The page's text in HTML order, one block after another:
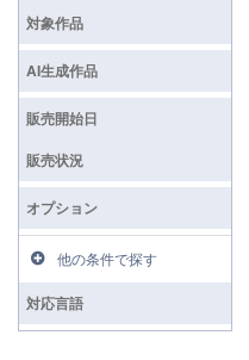
対象作品
AI生成作品
販売開始日
販売状況
オプション
他の条件で探す
対応言語